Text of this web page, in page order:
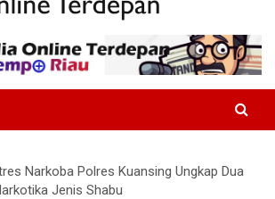
Narkoba Polres Kuansing Ungkap Dua
Jenis Shabu